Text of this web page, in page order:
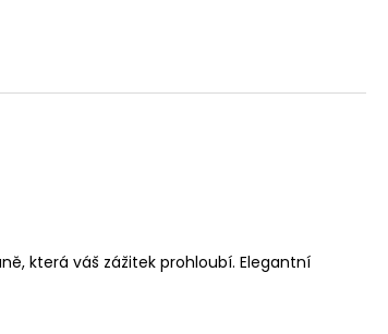
která váš zážitek prohloubí. Elegantní